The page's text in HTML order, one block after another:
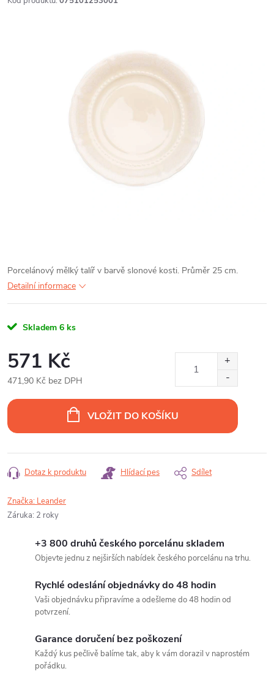
Porcelánový mělký talíř v barvě slonové kosti. Průměr 25 cm.
Detailní informace
Skladem 6 ks
571 Kč
471,90 Kč bez DPH
cena:
VLOŽIT DO KOŠÍKU
Dotaz k produktu Hlídací pes Sdílet
Značka: Leander
Záruka: 2 roky
+3 800 druhů českého porcelánu skladem
Objevte jednu z nejširších nabídek českého porcelánu na trhu.
Rychlé odeslání objednávky do 48 hodin
Vaši objednávku připravíme a odešleme do 48 hodin od
potvrzení.
Garance doručení bez poškození
Každý kus pečlivě balíme tak, aby k vám dorazil v naprostém
pořádku.